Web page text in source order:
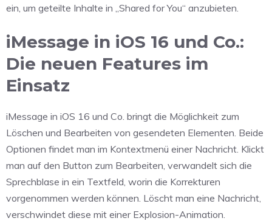
ein, um geteilte Inhalte in „Shared for You“ anzubieten.
iMessage in iOS 16 und Co.:
Die neuen Features im
Einsatz
iMessage in iOS 16 und Co. bringt die Möglichkeit zum
Löschen und Bearbeiten von gesendeten Elementen. Beide
Optionen findet man im Kontextmenü einer Nachricht. Klickt
man auf den Button zum Bearbeiten, verwandelt sich die
Sprechblase in ein Textfeld, worin die Korrekturen
vorgenommen werden können. Löscht man eine Nachricht,
verschwindet diese mit einer Explosion-Animation.